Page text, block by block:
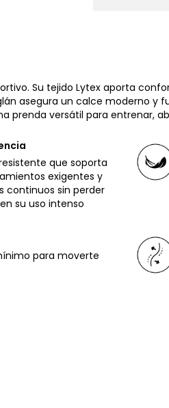
Su tejido Lytex aporta
asegura un calce moderno y
prenda versátil para entrenar,
que soporta
exigentes y
continuos sin perder
su uso intenso
para moverte